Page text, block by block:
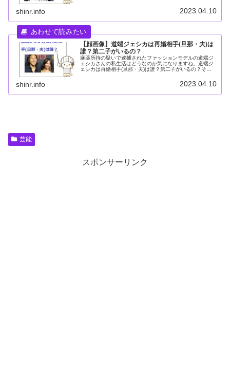
shinr.info 2023.04.10
【顔画像】道端ジェシカは再婚相手(旦那・夫)は
誰？第二子がいるの？
麻薬所持の疑いで逮捕されたファッションモデルの道端ジ
ェシカさんの私生活はどうなのか気になりますね。道端ジ
ェシカは再婚相手(旦那・夫)は誰？第二子がいるの？そこ
shinr.info 2023.04.10
芸能
スポンサーリンク